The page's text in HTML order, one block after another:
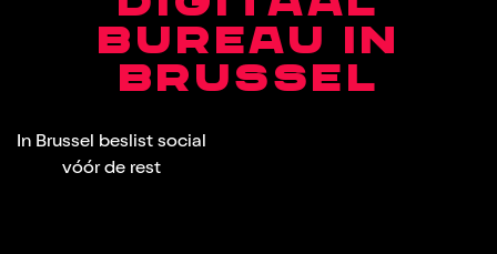
BUREAU IN
BRUSSEL
In Brussel beslist social
vóór de rest